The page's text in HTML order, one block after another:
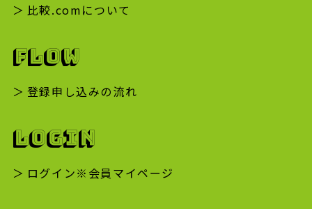
比較.comについて
FLOW
登録申し込みの流れ
LOGIN
ログイン※会員マイページ